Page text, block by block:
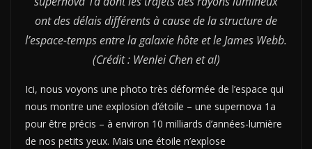
ont des délais différents à cause de la structure de
l’espace-temps entre la galaxie hôte et le James Webb.
(Crédit : Wenlei Chen et al)
Ici, nous voyons une photo très déformée de l’espace qui
nous montre une explosion d’étoile – une supernova 1a
pour être précis – à environ 10 milliards d’années-lumière
de nos petits yeux. Mais une étoile n’explose